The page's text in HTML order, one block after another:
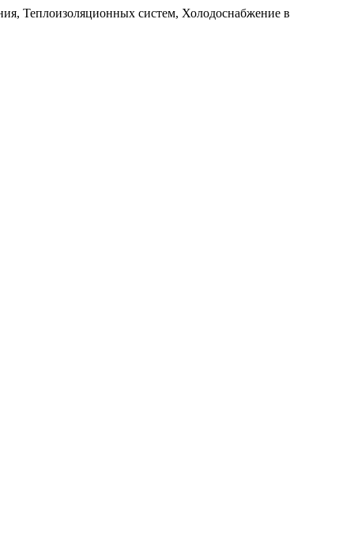
Теплоизоляционных систем, Холодоснабжение в